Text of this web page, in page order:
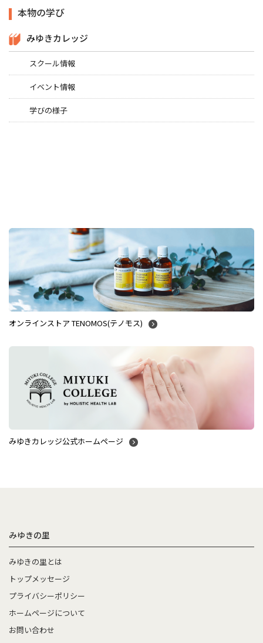
本物の学び
みゆきカレッジ
スクール情報
イベント情報
学びの様子
オンラインストア TENOMOS(テノモス)
みゆきカレッジ公式ホームページ
みゆきの里
みゆきの里とは
トップメッセージ
プライバシーポリシー
ホームページについて
お問い合わせ